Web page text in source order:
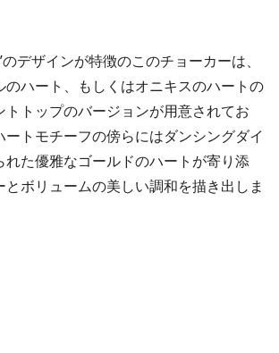
デザインが特徴のこのチョーカーは、
のハート、もしくはオニキスのハートの
トトップのバージョンが用意されてお
ートモチーフの傍らにはダンシングダイ
れた優雅なゴールドのハートが寄り添
ボリュームの美しい調和を描き出しま